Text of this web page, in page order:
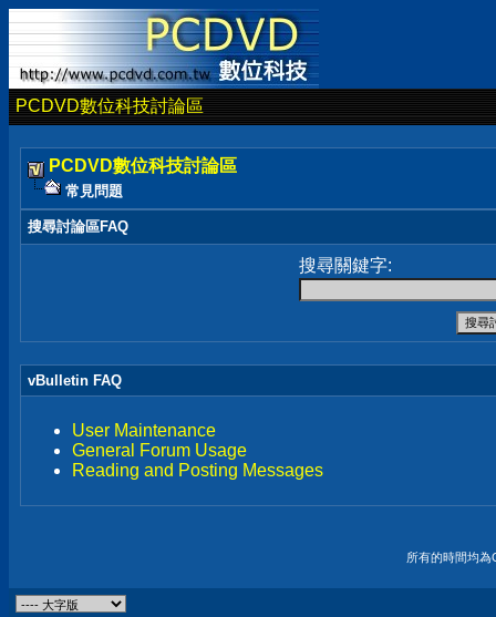
PCDVD數位科技討論區
PCDVD數位科技討論區
常見問題
搜尋討論區FAQ
搜尋關鍵字:
vBulletin FAQ
User Maintenance
General Forum Usage
Reading and Posting Messages
所有的時間均為